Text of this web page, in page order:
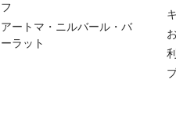
フ
アートマ・ニルバール・バ
ーラット